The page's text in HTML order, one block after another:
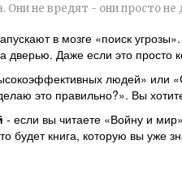
не вредят - они просто не
в мозге «поиск
дверью. Даже если это просто
людей» или
это правильно?». Вы
- если вы читаете «Войну и
будет книга, которую вы уже